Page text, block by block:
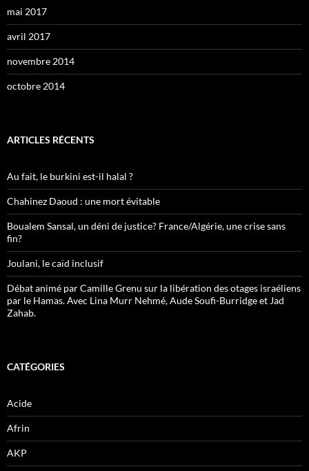
mai 2017
avril 2017
novembre 2014
octobre 2014
ARTICLES RÉCENTS
Au fait, le burkini est-il halal ?
Chahinez Daoud : une mort évitable
Boualem Sansal, un déni de justice? France/Algérie, une crise sans
fin?
Joulani, le caïd inclusif
Débat animé par Camille Grenu sur la libération des otages israéliens
par le Hamas. Avec Lina Murr Nehmé, Aude Soufi-Burridge et Jad
Zahab.
CATÉGORIES
Acide
Afrin
AKP